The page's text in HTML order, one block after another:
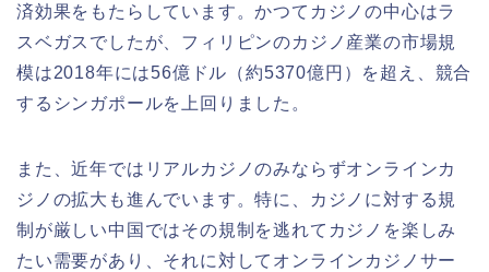
済効果をもたらしています。かつてカジノの中心はラ
スベガスでしたが、フィリピンのカジノ産業の市場規
模は2018年には56億ドル（約5370億円）を超え、競合
するシンガポールを上回りました。
また、近年ではリアルカジノのみならずオンラインカ
ジノの拡大も進んでいます。特に、カジノに対する規
制が厳しい中国ではその規制を逃れてカジノを楽しみ
たい需要があり、 それに対してオンラインカジノサー